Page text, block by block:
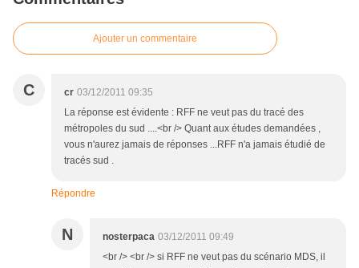
Ajouter un commentaire
C cr 03/12/2011 09:35
La réponse est évidente : RFF ne veut pas du tracé des
métropoles du sud ....<br /> Quant aux études demandées ,
vous n'aurez jamais de réponses ...RFF n'a jamais étudié de
tracés sud .
Répondre
N nosterpaca 03/12/2011 09:49
<br /> <br /> si RFF ne veut pas du scénario MDS, il